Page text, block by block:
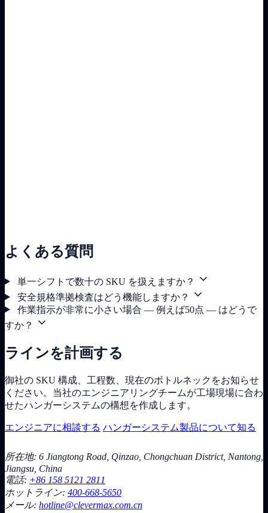
よくある質問
単一シフトで数十の SKU を扱えますか？
安全規格準拠検査はどう機能しますか？
作業指示が非常に小さい場合 — 例えば50点 — はどうで
すか？
ラインを計画する
御社の SKU 構成、工程数、現在のボトルネックをお知らせ
ください。当社のエンジニアリングチームが工場現場に合わ
せたハンガーシステムの構想を作成します。
エンジニアに相談する ハンガーシステム製品について知る
所在地: 6 Jiangtong Road, Qinzao, Chongchuan District, Nantong,
Jiangsu, China
電話: +86 158 5121 2811
ホットライン: 400-668-5650
メール: hotline@clevermax.com.cn